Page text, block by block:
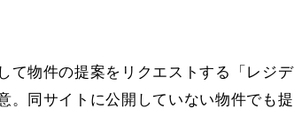
物件の提案をリクエストする「レジデ
。同サイトに公開していない物件でも提